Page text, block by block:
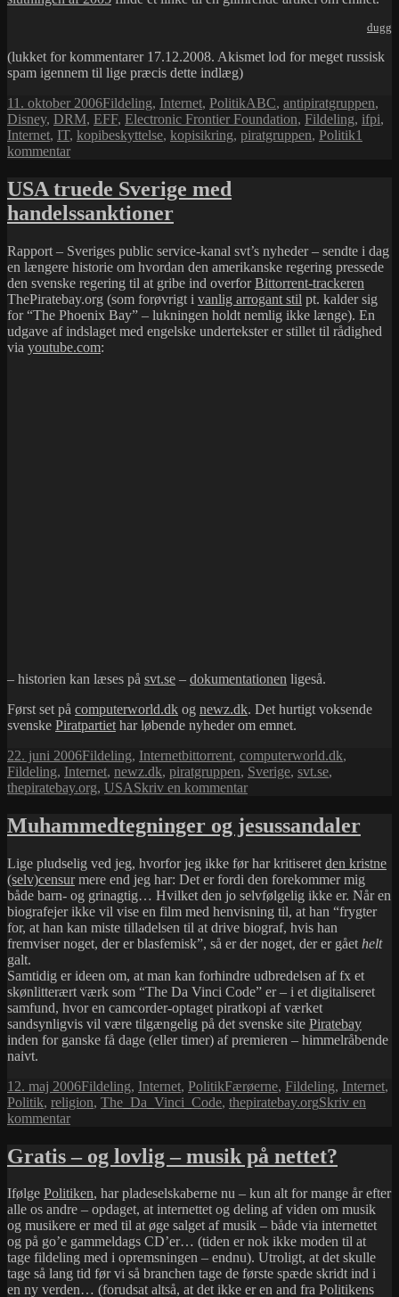
dugg
(lukket for kommentarer 17.12.2008. Akismet lod for meget russisk
spam igennem til lige præcis dette indlæg)
Udgivet
i
11. oktober 2006Kategorier
Fildeling, Internet, PolitikTags
ABC, antipiratgruppen,
Disney, DRM, EFF, Electronic Frontier Foundation, Fildeling, ifpi,
Internet, IT, kopibeskyttelse, kopisikring, piratgruppen, Politik1
kommentartil
fildeling
og
pirateri
en
forretningsmodel
(!)
USA truede Sverige med
handelssanktioner
Rapport – Sveriges public service-kanal svt’s nyheder – sendte i dag
en længere historie om hvordan den amerikanske regering pressede
den svenske regering til at gribe ind overforBittorrent-trackeren
ThePiratebay.org (som forøvrigt i vanlig arrogant stil pt. kalder sig
for “The Phoenix Bay” – lukningen holdt nemlig ikke længe). En
udgave af indslaget med engelske undertekster er stillet til rådighed
via youtube.com:
– historien kan læses på svt.se – dokumentationen ligeså.
Først set på computerworld.dk og newz.dk. Det hurtigt voksende
svenske Piratpartiet har løbende nyheder om emnet.
Udgivet
i
22. juni 2006Kategorier
Fildeling, InternetTags
bittorrent, computerworld.dk,
Fildeling, Internet, newz.dk, piratgruppen, Sverige, svt.se,
thepiratebay.org, USASkriv en kommentartil
Sverige
handelssanktioner
Muhammedtegninger og jesussandaler
Lige pludselig ved jeg, hvorfor jeg ikke før har kritiseret den kristne
(selv)censurmere end jeg har: Det er fordi den forekommer mig
både barn- og grinagtig… Hvilket den jo selvfølgelig ikke er. Når en
biografejer ikke vil vise en film med henvisning til, at han “frygter
for, at han kan miste tilladelsen til at drive biograf, hvis han
fremviser noget, der er blasfemisk”, så er der noget, der er gået helt
galt.
Samtidig er ideen om, at man kan forhindre udbredelsen af fx et
skønlitterært værk som “The Da Vinci Code” er – i et digitaliseret
samfund, hvor en camcorder-optaget piratkopi af værket
sandsynligvis vil være tilgængelig på det svenske site Piratebay
inden for ganske få dage (eller timer) af premieren – himmelråbende
naivt.
Udgivet
i
12. maj 2006Kategorier
Fildeling, Internet, PolitikTags
Færøerne, Fildeling, Internet,
Politik, religion, The_Da_Vinci_Code, thepiratebay.orgSkriv en
kommentartil
jesussandaler
Gratis – og lovlig – musik på nettet?
Ifølge Politiken, har pladeselskaberne nu – kun alt for mange år efter
alle os andre – opdaget, at internettet og deling af viden om musik
og musikere er med til at øge salget af musik – både via internettet
og på go’e gammeldags CD’er… (tiden er nok ikke moden til at
tage fildeling med i opremsningen – endnu). Utroligt, at det skulle
tage så lang tid før vi så branchen tage de første spæde skridt ind i
en ny verden… (forudsat altså, at det ikke er en and fra Politikens